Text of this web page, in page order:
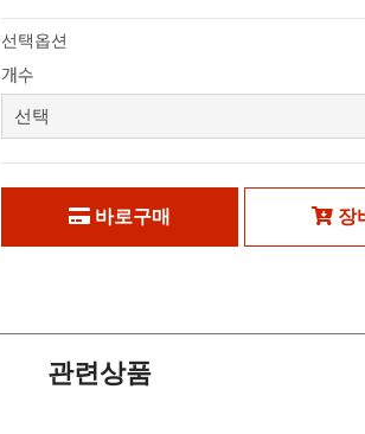
선택옵션
개수
바로구매 장
관련상품